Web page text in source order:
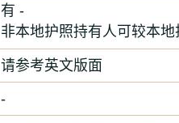
有 -
非本地护照持有人可较本地
请参考英文版面
-